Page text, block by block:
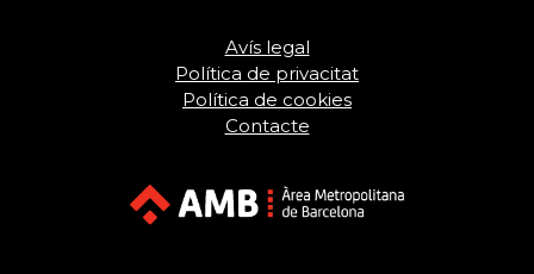
Avís legal
Política de privacitat
Política de cookies
Contacte